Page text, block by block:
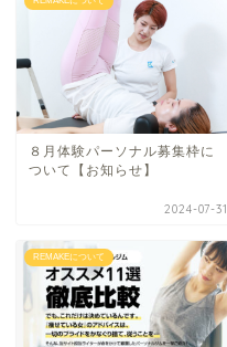
８月体験パーソナル募集枠に
ついて【お知らせ】
2024-07-31
REMAKEについて